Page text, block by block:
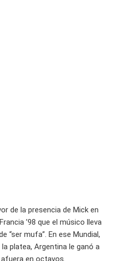
de la presencia de Mick en
’98 que el músico lleva
“ser mufa”. En ese Mundial,
platea, Argentina le ganó a
en octavos.